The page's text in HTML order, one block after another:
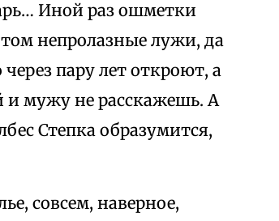
Иной раз ошметки
непролазные лужи, да
пару лет откроют, а
и мужу не расскажешь. А
Степка образумится,
совсем, наверное,